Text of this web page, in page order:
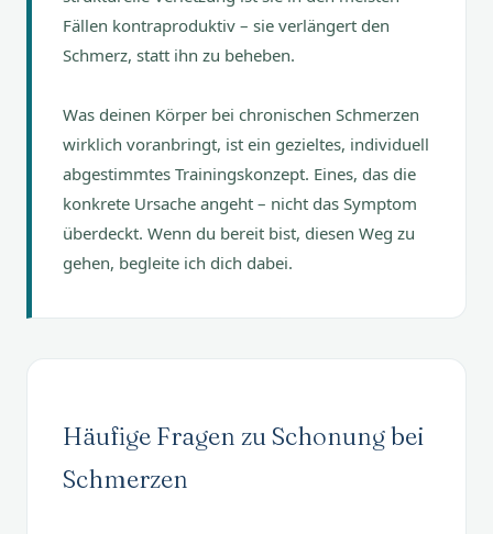
Fällen kontraproduktiv – sie verlängert den
Schmerz, statt ihn zu beheben.
Was deinen Körper bei chronischen Schmerzen
wirklich voranbringt, ist ein gezieltes, individuell
abgestimmtes Trainingskonzept. Eines, das die
konkrete Ursache angeht – nicht das Symptom
überdeckt. Wenn du bereit bist, diesen Weg zu
gehen, begleite ich dich dabei.
Häufige Fragen zu Schonung bei
Schmerzen